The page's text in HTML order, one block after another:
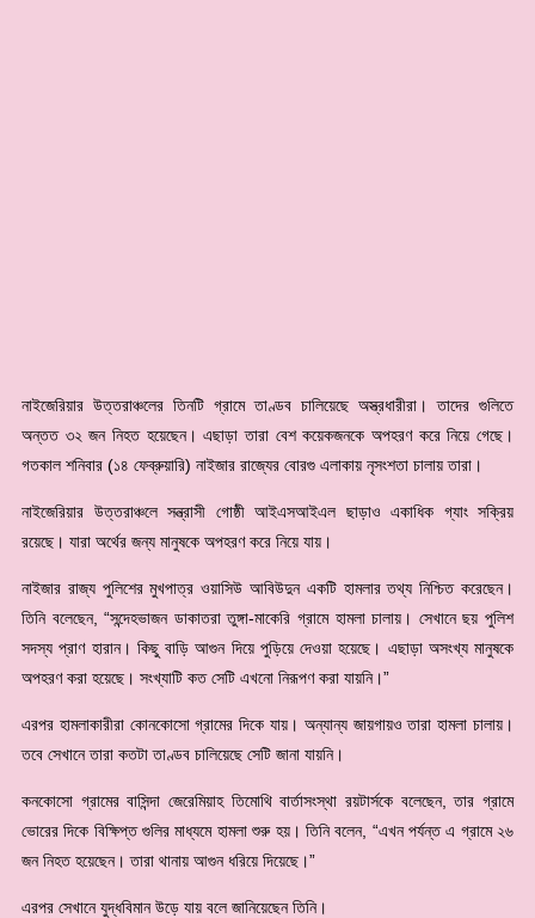
নাইজেরিয়ার উত্তরাঞ্চলের তিনটি গ্রামে তাণ্ডব চালিয়েছে অস্ত্রধারীরা। তাদের গুলিতে
অন্তত ৩২ জন নিহত হয়েছেন। এছাড়া তারা বেশ কয়েকজনকে অপহরণ করে নিয়ে গেছে।
গতকাল শনিবার (১৪ ফেব্রুয়ারি) নাইজার রাজ্যের বোরগু এলাকায় নৃসংশতা চালায় তারা।
নাইজেরিয়ার উত্তরাঞ্চলে সন্ত্রাসী গোষ্ঠী আইএসআইএল ছাড়াও একাধিক গ্যাং সক্রিয়
রয়েছে। যারা অর্থের জন্য মানুষকে অপহরণ করে নিয়ে যায়।
নাইজার রাজ্য পুলিশের মুখপাত্র ওয়াসিউ আবিউদুন একটি হামলার তথ্য নিশ্চিত করেছেন।
তিনি বলেছেন, “সন্দেহভাজন ডাকাতরা তুঙ্গা-মাকেরি গ্রামে হামলা চালায়। সেখানে ছয় পুলিশ
সদস্য প্রাণ হারান। কিছু বাড়ি আগুন দিয়ে পুড়িয়ে দেওয়া হয়েছে। এছাড়া অসংখ্য মানুষকে
অপহরণ করা হয়েছে। সংখ্যাটি কত সেটি এখনো নিরূপণ করা যায়নি।”
এরপর হামলাকারীরা কোনকোসো গ্রামের দিকে যায়। অন্যান্য জায়গায়ও তারা হামলা চালায়।
তবে সেখানে তারা কতটা তাণ্ডব চালিয়েছে সেটি জানা যায়নি।
কনকোসো গ্রামের বাসিন্দা জেরেমিয়াহ তিমোথি বার্তাসংস্থা রয়টার্সকে বলেছেন, তার গ্রামে
ভোরের দিকে বিক্ষিপ্ত গুলির মাধ্যমে হামলা শুরু হয়। তিনি বলেন, “এখন পর্যন্ত এ গ্রামে ২৬
জন নিহত হয়েছেন। তারা থানায় আগুন ধরিয়ে দিয়েছে।”
এরপর সেখানে যুদ্ধবিমান উড়ে যায় বলে জানিয়েছেন তিনি।